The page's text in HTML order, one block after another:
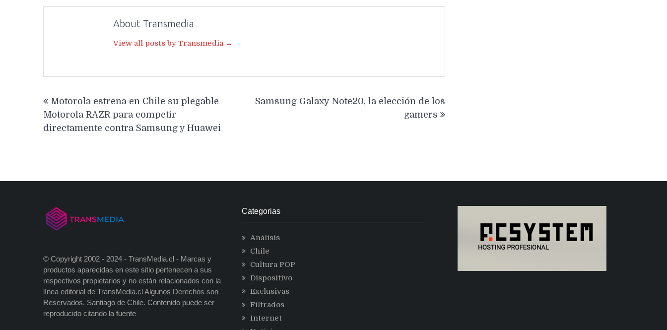
About Transmedia
View all posts by Transmedia →
de
entradas
Motorola estrena en Chile su plegable
Motorola RAZR para competir
directamente contra Samsung y Huawei
Samsung Galaxy Note20, la elección de los
gamers
© Copyright 2002 - 2024 - TransMedia.cl - Marcas y
productos aparecidas en este sitio pertenecen a sus
respectivos propietarios y no están relacionados con la
línea editorial de TransMedia.cl Algunos Derechos son
Reservados. Santiago de Chile. Contenido puede ser
reproducido citando la fuente
Categorias
Análisis
Chile
Cultura POP
Dispositivo
Exclusivas
Filtrados
Internet